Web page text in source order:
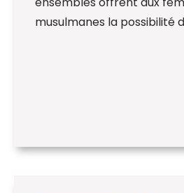
musulmanes la possibilité